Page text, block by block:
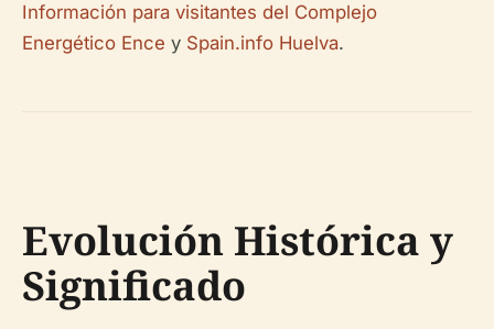
Información para visitantes del Complejo
Energético Ence y Spain.info Huelva.
Evolución Histórica y
Significado